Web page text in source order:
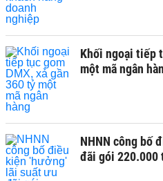
Khối ngoại tiếp
một mã ngân
NHNN công bố
đãi gói 220.000